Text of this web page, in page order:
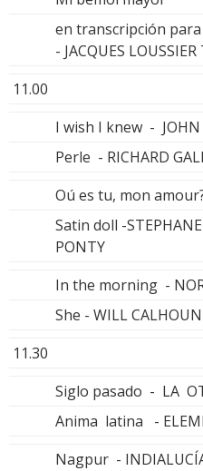
en transcripción
- JACQUES LOUSSIER
11.00
I wish I knew - JOHN
Perle - RICHARD
Oú es tu, mon
Satin doll -STEPHANE
PONTY
In the morning -
She - WILL CALHOUN
11.30
Siglo pasado - LA
Anima latina -
Nagpur -